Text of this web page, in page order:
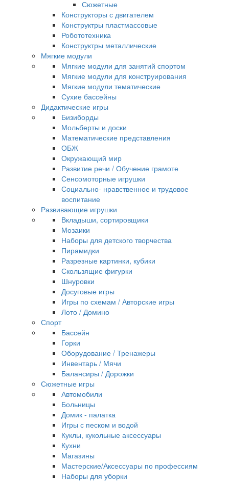
Сюжетные
Конструкторы с двигателем
Конструктры пластмассовые
Робототехника
Конструктры металлические
Мягкие модули
Мягкие модули для занятий спортом
Мягкие модули для конструирования
Мягкие модули тематические
Сухие бассейны
Дидактические игры
Бизиборды
Мольберты и доски
Математические представления
ОБЖ
Окружающий мир
Развитие речи / Обучение грамоте
Сенсомоторные игрушки
Социально- нравственное и трудовое
воспитание
Развивающие игрушки
Вкладыши, сортировщики
Мозаики
Наборы для детского творчества
Пирамидки
Разрезные картинки, кубики
Скользящие фигурки
Шнуровки
Досуговые игры
Игры по схемам / Авторские игры
Лото / Домино
Спорт
Бассейн
Горки
Оборудование / Тренажеры
Инвентарь / Мячи
Балансиры / Дорожки
Сюжетные игры
Автомобили
Больницы
Домик - палатка
Игры с песком и водой
Куклы, кукольные аксессуары
Кухни
Магазины
Мастерские/Аксессуары по профессиям
Наборы для уборки